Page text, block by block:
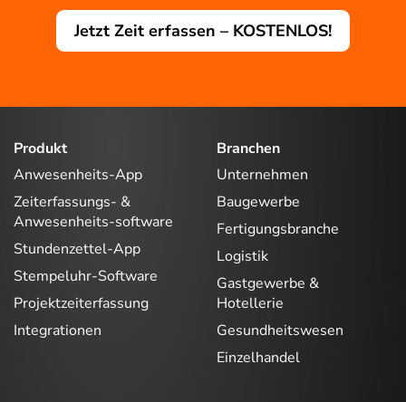
Jetzt Zeit erfassen – KOSTENLOS!
Produkt
Anwesenheits-App
Zeiterfassungs- &
Anwesenheits-software
Stundenzettel-App
Stempeluhr-Software
Projektzeiterfassung
Integrationen
Branchen
Unternehmen
Baugewerbe
Fertigungsbranche
Logistik
Gastgewerbe &
Hotellerie
Gesundheitswesen
Einzelhandel